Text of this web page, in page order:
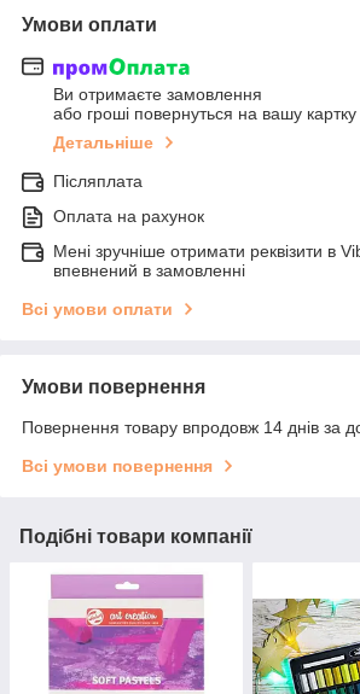
Умови оплати
Ви отримаєте замовлення
або гроші повернуться на вашу картку
Детальніше
Післяплата
Оплата на рахунок
Мені зручніше отримати реквізити в
впевнений в замовленні
Всі умови оплати
Умови повернення
Повернення товару впродовж 14 днів за
Всі умови повернення
Подібні товари компанії